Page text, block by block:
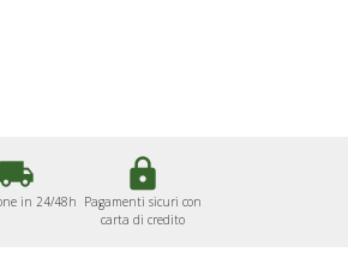
in 24/48h
lock
Pagamenti sicuri con
carta di credito